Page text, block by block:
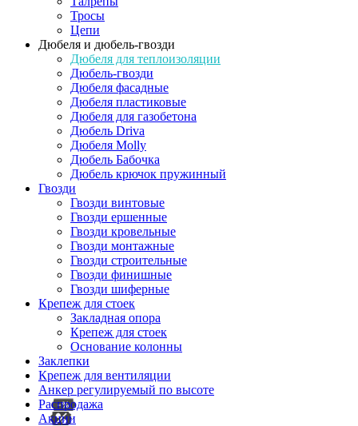
Тросы
Цепи
Дюбеля и дюбель-гвозди
Дюбеля для теплоизоляции
Дюбель-гвозди
Дюбеля фасадные
Дюбеля пластиковые
Дюбеля для газобетона
Дюбель Driva
Дюбеля Molly
Дюбель Бабочка
Дюбель крючок пружинный
Гвозди
Гвозди винтовые
Гвозди ершенные
Гвозди кровельные
Гвозди монтажные
Гвозди строительные
Гвозди финишные
Гвозди шиферные
Крепеж для стоек
Закладная опора
Крепеж для стоек
Основание колонны
Заклепки
Крепеж для вентиляции
Анкер регулируемый по высоте
Распродажа
Акции